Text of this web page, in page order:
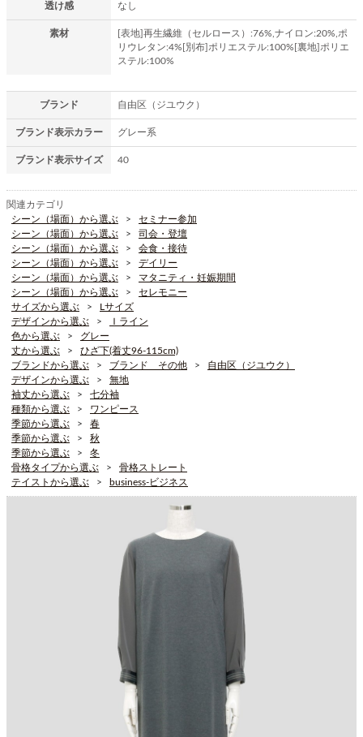
透け感 なし
素材
[表地]再生繊維（セルロース）:76%,ナイロン:20%,ポ
リウレタン:4%[別布]ポリエステル:100%[裏地]ポリエ
ステル:100%
ブランド 自由区（ジユウク）
ブランド表示カラー グレー系
ブランド表示サイズ 40
関連カテゴリ
シーン（場面）から選ぶ
セミナー参加
シーン（場面）から選ぶ
司会・登壇
シーン（場面）から選ぶ
会食・接待
シーン（場面）から選ぶ
デイリー
シーン（場面）から選ぶ
マタニティ・妊娠期間
シーン（場面）から選ぶ
セレモニー
サイズから選ぶ
Lサイズ
デザインから選ぶ
Ｉライン
色から選ぶ
グレー
丈から選ぶ
ひざ下(着丈96-115cm)
ブランドから選ぶ
ブランド その他
自由区（ジユウク）
デザインから選ぶ
無地
袖丈から選ぶ
七分袖
種類から選ぶ
ワンピース
季節から選ぶ
春
季節から選ぶ
秋
季節から選ぶ
冬
骨格タイプから選ぶ
骨格ストレート
テイストから選ぶ
business-ビジネス